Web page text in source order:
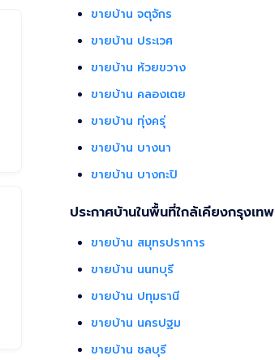
ขายบ้าน จตุจักร
ขายบ้าน ประเวศ
ขายบ้าน ห้วยขวาง
ขายบ้าน คลองเตย
ขายบ้าน ทุ่งครุ่
ขายบ้าน บางนา
ขายบ้าน บางกะปิ
ประกาศบ้านในพื้นที่ใกล้เคียงกรุงเทพ
ขายบ้าน สมุทรปราการ
ขายบ้าน นนทบุรี
ขายบ้าน ปทุมธานี
ขายบ้าน นครปฐม
ขายบ้าน ชลบุรี